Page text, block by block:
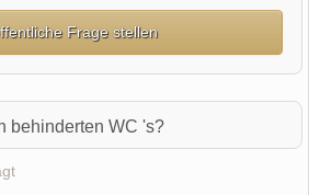
Frage stellen
behinderten WC 's?